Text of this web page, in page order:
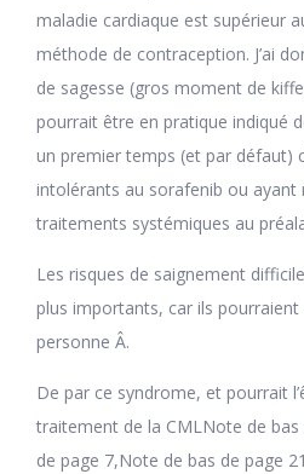
maladie cardiaque est supérieur
méthode de contraception. J’ai
de sagesse (gros moment de
pourrait être en pratique indiqué
un premier temps (et par défaut)
intolérants au sorafenib ou ayant
traitements systémiques au
Les risques de saignement
plus importants, car ils
personne Â.
De par ce syndrome, et pourrait
traitement de la CMLNote de
de page 7,Note de bas de page